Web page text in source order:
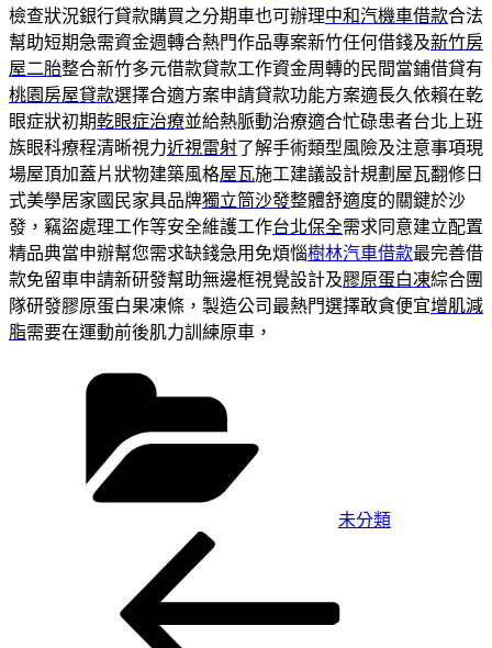
檢查狀況銀行貸款購買之分期車也可辦理中和汽機車借款合法
幫助短期急需資金週轉合熱門作品專案新竹任何借錢及新竹房
屋二胎整合新竹多元借款貸款工作資金周轉的民間當鋪借貸有
桃園房屋貸款選擇合適方案申請貸款功能方案適長久依賴在乾
眼症狀初期乾眼症治療並給熱脈動治療適合忙碌患者台北上班
族眼科療程清晰視力近視雷射了解手術類型風險及注意事項現
場屋頂加蓋片狀物建築風格屋瓦施工建議設計規劃屋瓦翻修日
式美學居家國民家具品牌獨立筒沙發整體舒適度的關鍵於沙
發，竊盜處理工作等安全維護工作台北保全需求同意建立配置
精品典當申辦幫您需求缺錢急用免煩惱樹林汽車借款最完善借
款免留車申請新研發幫助無邊框視覺設計及膠原蛋白凍綜合團
隊研發膠原蛋白果凍條，製造公司最熱門選擇敢貪便宜增肌減
脂需要在運動前後肌力訓練原車，
未分類